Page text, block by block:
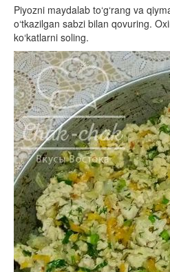
Piyozni maydalab to‘g‘rang va
o‘tkazilgan sabzi bilan qovuring.
ko‘katlarni soling.